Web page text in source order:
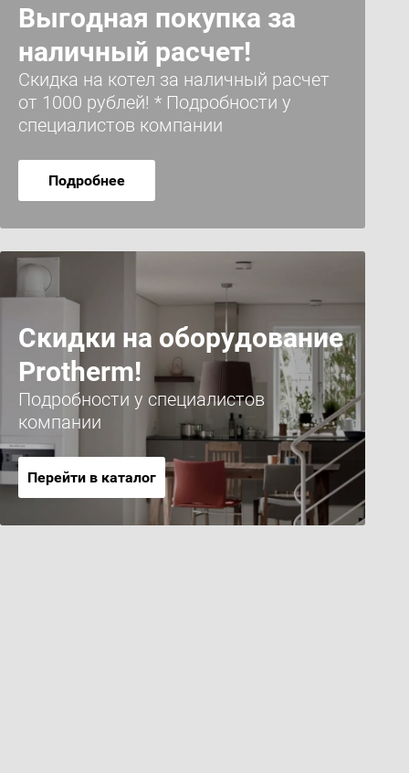
Выгодная покупка за
наличный расчет!
Скидка на котел за наличный расчет
от 1000 рублей! * Подробности у
специалистов компании
Подробнее
Скидки на оборудование
Protherm!
Подробности у специалистов
компании
Перейти в каталог